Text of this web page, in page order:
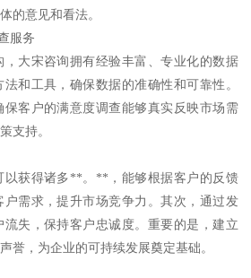
的意见和看法。
服务
大宋咨询拥有经验丰富、专业化的数据
和工具，确保数据的准确性和可靠性。
客户的满意度调查能够真实反映市场需
支持。
以获得诸多**。**，能够根据客户的反馈
需求，提升市场竞争力。其次，通过发
失，保持客户忠诚度。重要的是，建立
誉，为企业的可持续发展奠定基础。